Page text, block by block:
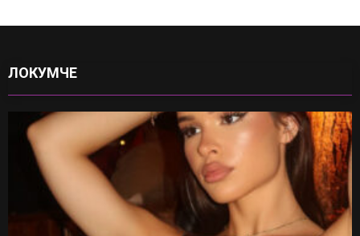
ЛОКУМЧЕ